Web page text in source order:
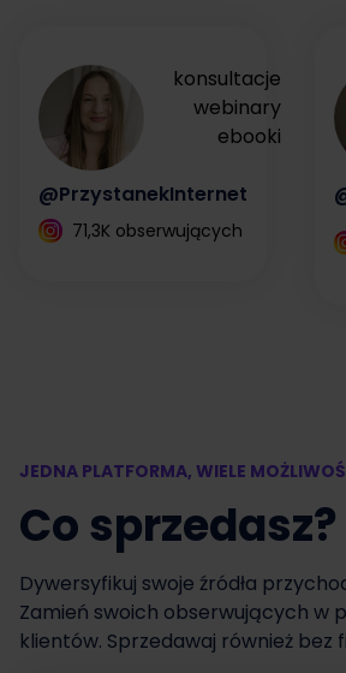
konsultacje
webinary
ebooki
@PrzystanekInternet
71,3K obserwujących
JEDNA PLATFORMA, WIELE
Co sprzedasz?
Dywersyfikuj swoje źródła
Zamień swoich obserwujących w
klientów. Sprzedawaj również bez